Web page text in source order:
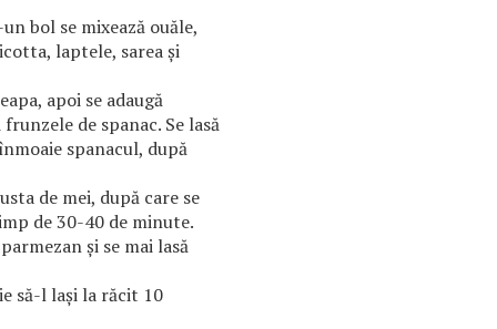
bol se mixează ouăle,
laptele, sarea și
apoi se adaugă
de spanac. Se lasă
spanacul, după
de mei, după care se
de 30-40 de minute.
și se mai lasă
să-l lași la răcit 10